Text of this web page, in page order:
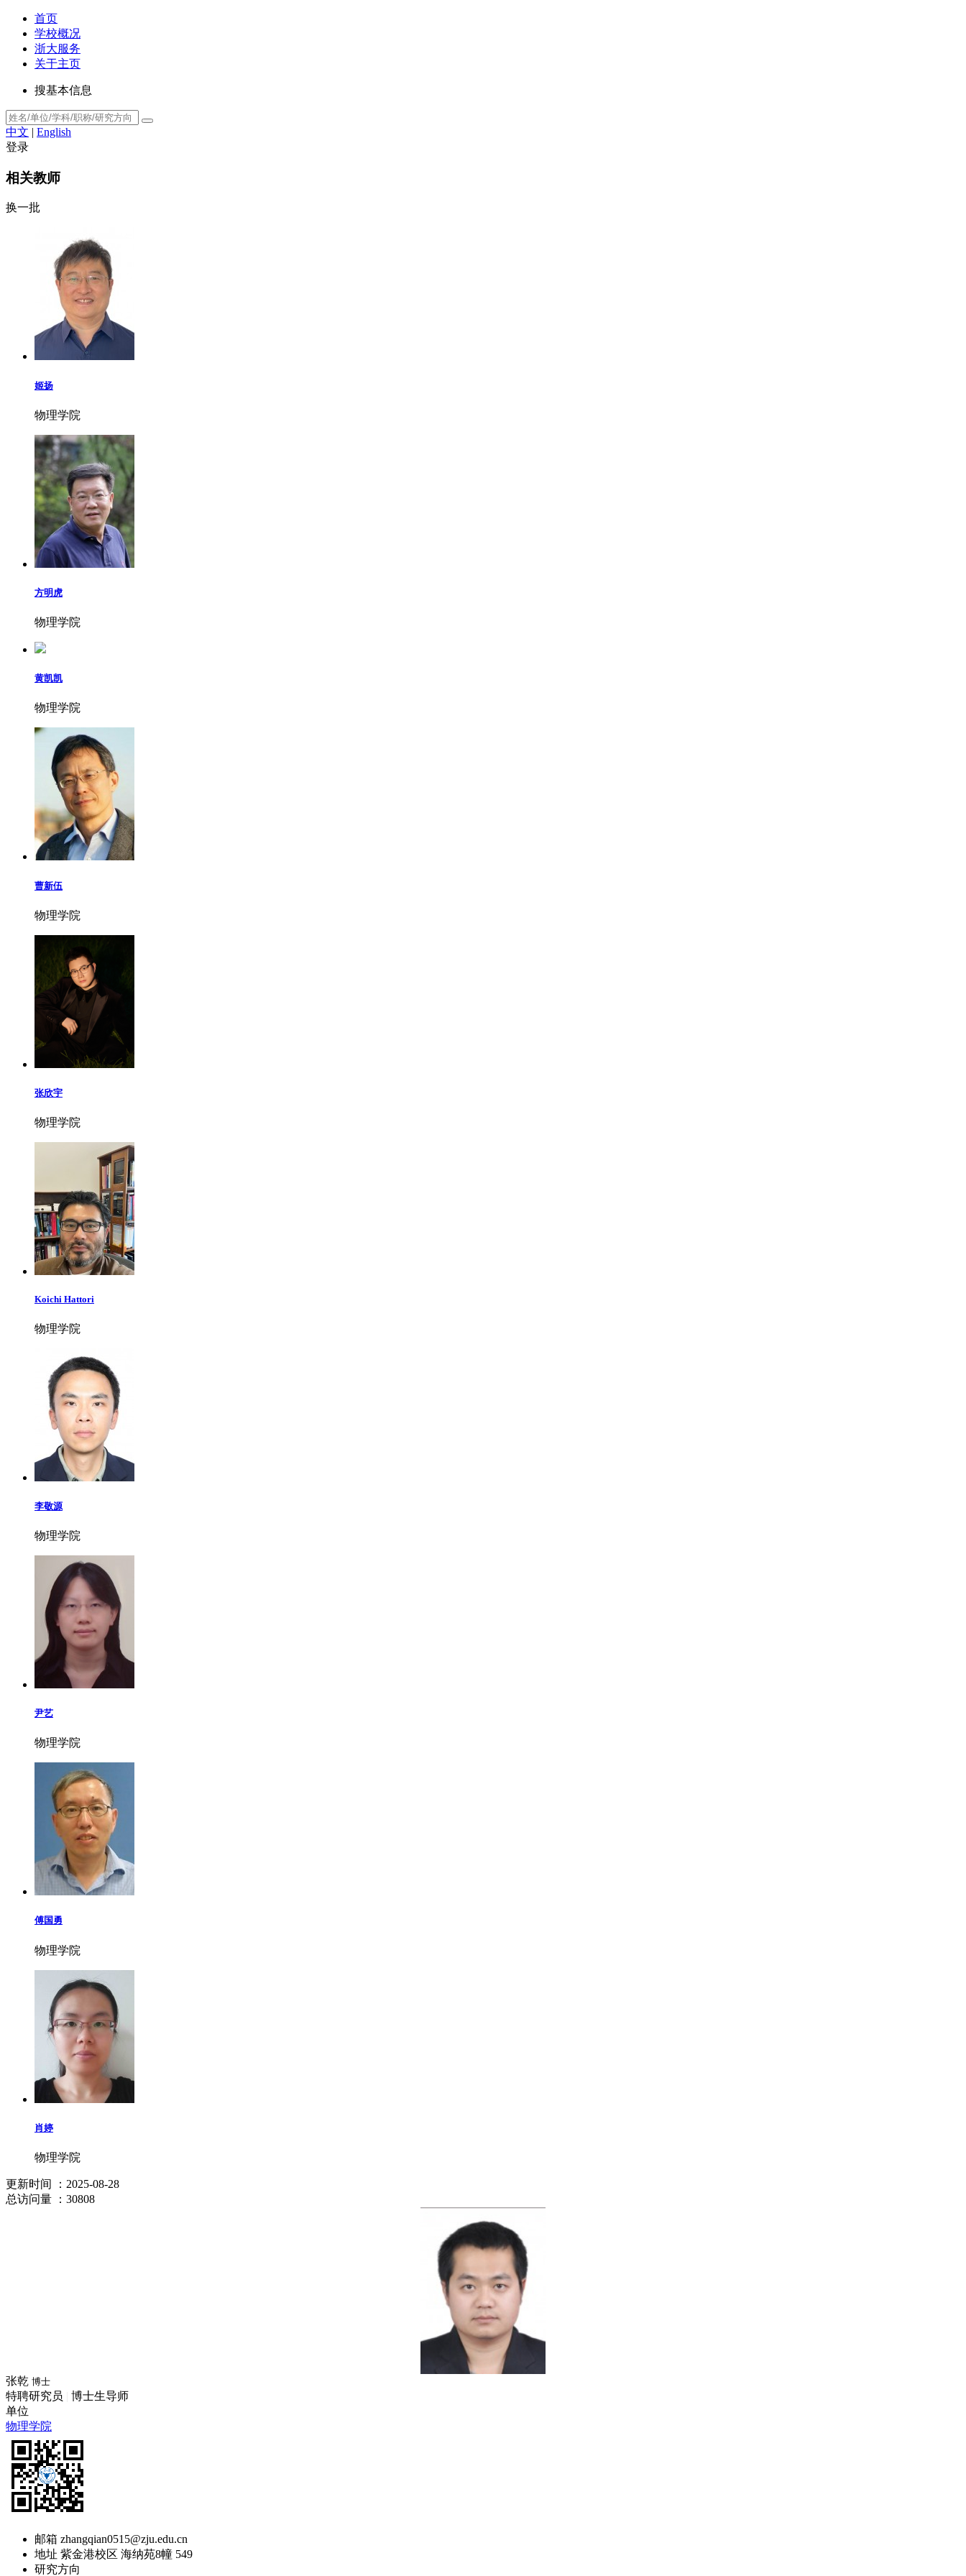
首页
学校概况
浙大服务
关于主页
搜基本信息
中文 | English
登录
相关教师
换一批
姬扬
物理学院
方明虎
物理学院
黄凯凯
物理学院
曹新伍
物理学院
张欣宇
物理学院
Koichi Hattori
物理学院
李敬源
物理学院
尹艺
物理学院
傅国勇
物理学院
肖婷
物理学院
更新时间
：2025-08-28
总访问量 ：30808
张乾 博士
特聘研究员
博士生导师
单位
物理学院
邮箱 zhangqian0515@zju.edu.cn
地址 紫金港校区 海纳苑8幢 549
研究方向